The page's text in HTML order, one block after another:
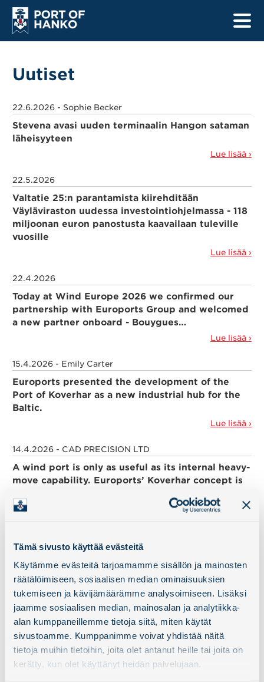
Tämä sivusto käyttää evästeitä
Käytämme evästeitä tarjoamamme sisällön ja mainosten
räätälöimiseen, sosiaalisen median ominaisuuksien
tukemiseen ja kävijämäärämme analysoimiseen. Lisäksi
jaamme sosiaalisen median, mainosalan ja analytiikka-
alan kumppaneillemme tietoja siitä, miten käytät
sivustoamme. Kumppanimme voivat yhdistää näitä
tietoja muihin tietoihin, joita olet antanut heille tai joita on
kerätty, kun olet käyttänyt heidän palvelujaan.
Satamat
Turvallisuus
Tietoa kuljettajille
Tietoa merenkulkijoille
Yhteystiedot
Uutiset
22.6.2026 - Sophie Becker
Stevena avasi uuden terminaalin Hangon sataman
läheisyyteen
Lue lisää ›
22.5.2026
Valtatie 25:n parantamista kiirehditään
Väyläviraston uudessa investointiohjelmassa - 118
miljoonan euron panostusta kaavailaan tuleville
vuosille
Lue lisää ›
22.4.2026
Today at Wind Europe 2026 we confirmed our
partnership with Euroports Group and welcomed
a new partner onboard - Bouygues…
Lue lisää ›
15.4.2026 - Emily Carter
Euroports presented the development of the
Port of Koverhar as a new industrial hub for the
Baltic.
Lue lisää ›
14.4.2026 - CAD PRECISION LTD
A wind port is only as useful as its internal heavy-
move capability. Euroports’ Koverhar concept is
Lue lisää ›
Valtatie 25:n parantaminen etenee – merkittävä
infrahanke Uudellamaalla
Lue lisää ›
17.2.2026
Hangö hamn hade ett stabilt 2025
Lue lisää ›